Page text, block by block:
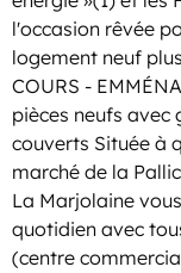
l'occasion rêvée
logement neuf
COURS -
pièces neufs
couverts Située à
marché de la
La Marjolaine
quotidien avec
(centre